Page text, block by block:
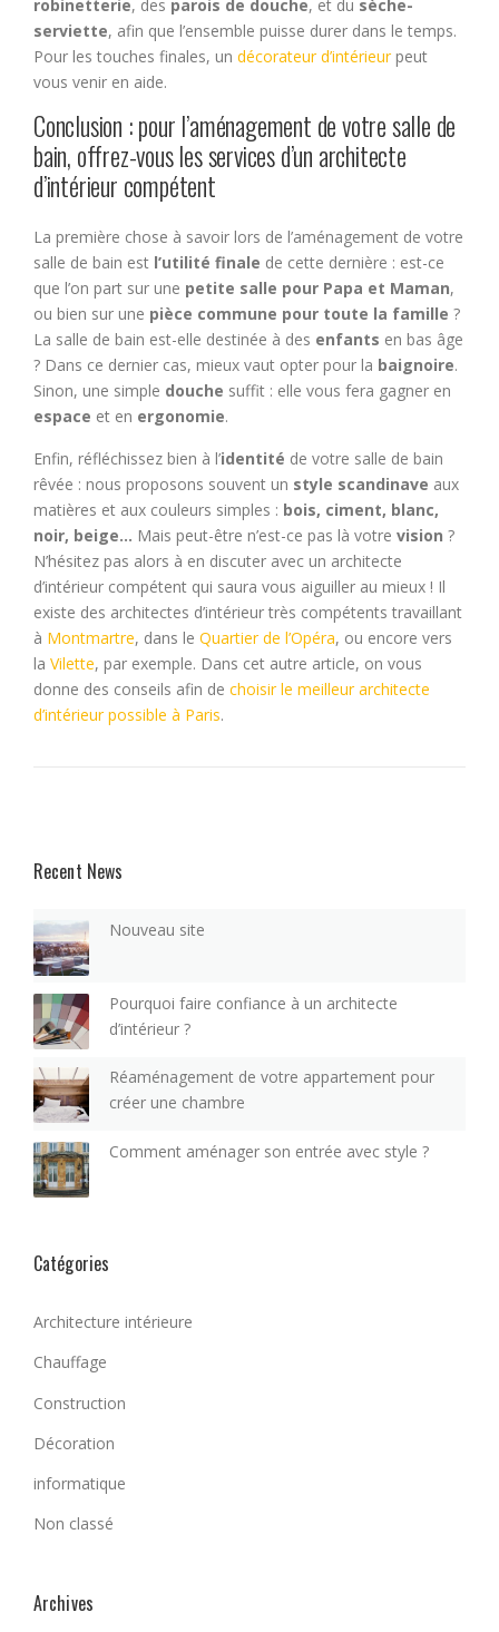
robinetterie, des parois de douche, et du sèche-
serviette, afin que l’ensemble puisse durer dans le temps.
Pour les touches finales, un décorateur d’intérieurpeut
vous venir en aide.
Conclusion : pour l’aménagement de votre salle de
bain, offrez-vous les services d’un architecte
d’intérieur compétent
La première chose à savoir lors de l’aménagement de votre
salle de bain est l’utilité finale de cette dernière : est-ce
que l’on part sur une petite salle pour Papa et Maman,
ou bien sur une pièce commune pour toute la famille ?
La salle de bain est-elle destinée à des enfants en bas âge
? Dans ce dernier cas, mieux vaut opter pour la baignoire.
Sinon, une simple douche suffit : elle vous fera gagner en
espace et en ergonomie.
Enfin, réfléchissez bien à l’identité de votre salle de bain
rêvée : nous proposons souvent un style scandinave aux
matières et aux couleurs simples : bois, ciment, blanc,
noir, beige… Mais peut-être n’est-ce pas là votre vision ?
N’hésitez pas alors à en discuter avec un architecte
d’intérieur compétent qui saura vous aiguiller au mieux ! Il
existe des architectes d’intérieur très compétents travaillant
à Montmartre, dans le Quartier de l’Opéra, ou encore vers
la Vilette, par exemple. Dans cet autre article, on vous
donne des conseils afin de choisir le meilleur architecte
d’intérieur possible à Paris.
Recent News
Nouveau site
Pourquoi faire confiance à un architecte
d’intérieur ?
Réaménagement de votre appartement pour
créer une chambre
Comment aménager son entrée avec style ?
Catégories
Architecture intérieure
Chauffage
Construction
Décoration
informatique
Non classé
Archives